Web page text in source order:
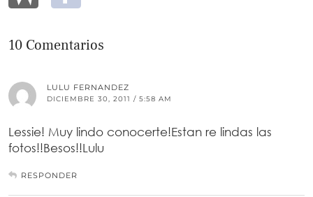
10 Comentarios
LULU FERNANDEZ
DICIEMBRE 30, 2011 / 5:58 AM
Lessie! Muy lindo conocerte!Estan re lindas las
fotos!!Besos!!Lulu
RESPONDER